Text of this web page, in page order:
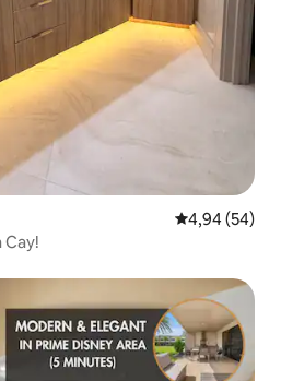
Vidutinis
4,94 (54)
Cay!